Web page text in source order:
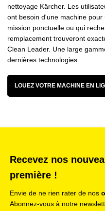
nettoyage Kärcher. Les
ont besoin d'une machine
mission ponctuelle ou qui
remplacement trouveront
Clean Leader. Une large
dernières technologies.
LOUEZ VOTRE MACHINE EN
Recevez nos
première !
Envie de ne rien rater de nos
Abonnez-vous à notre